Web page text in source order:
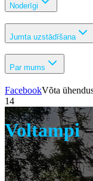
Noderīgi
Jumta uzstādīšana
Par mums
FacebookVõta
14
Voltampi